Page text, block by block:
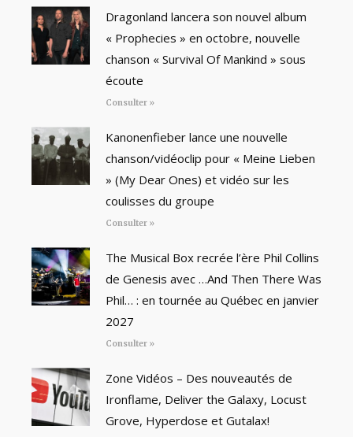
Dragonland lancera son nouvel album
« Prophecies » en octobre, nouvelle
chanson « Survival Of Mankind » sous
écoute
Consulter »
Kanonenfieber lance une nouvelle
chanson/vidéoclip pour « Meine Lieben
» (My Dear Ones) et vidéo sur les
coulisses du groupe
Consulter »
The Musical Box recrée l’ère Phil Collins
de Genesis avec …And Then There Was
Phil… : en tournée au Québec en janvier
2027
Consulter »
Zone Vidéos – Des nouveautés de
Ironflame, Deliver the Galaxy, Locust
Grove, Hyperdose et Gutalax!